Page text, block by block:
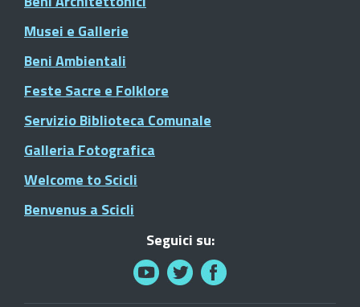
Musei e Gallerie
Beni Ambientali
Feste Sacre e Folklore
Servizio Biblioteca Comunale
Galleria Fotografica
Welcome to Scicli
Benvenus a Scicli
Seguici su: